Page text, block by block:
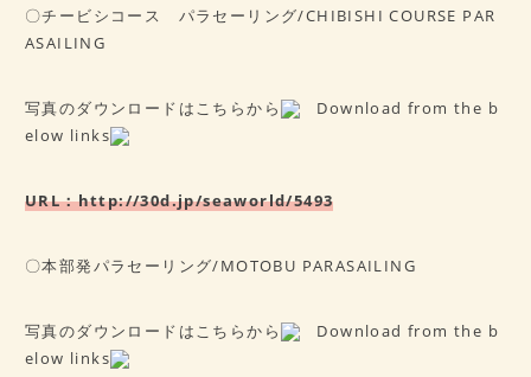
〇チービシコース パラセーリング/CHIBISHI COURSE PAR
ASAILING
写真のダウンロードはこちらから
Download from the b
elow links
URL：http://30d.jp/seaworld/5493
〇本部発パラセーリング/MOTOBU PARASAILING
写真のダウンロードはこちらから
Download from the b
elow links